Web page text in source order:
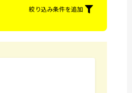
絞り込み条件を追加